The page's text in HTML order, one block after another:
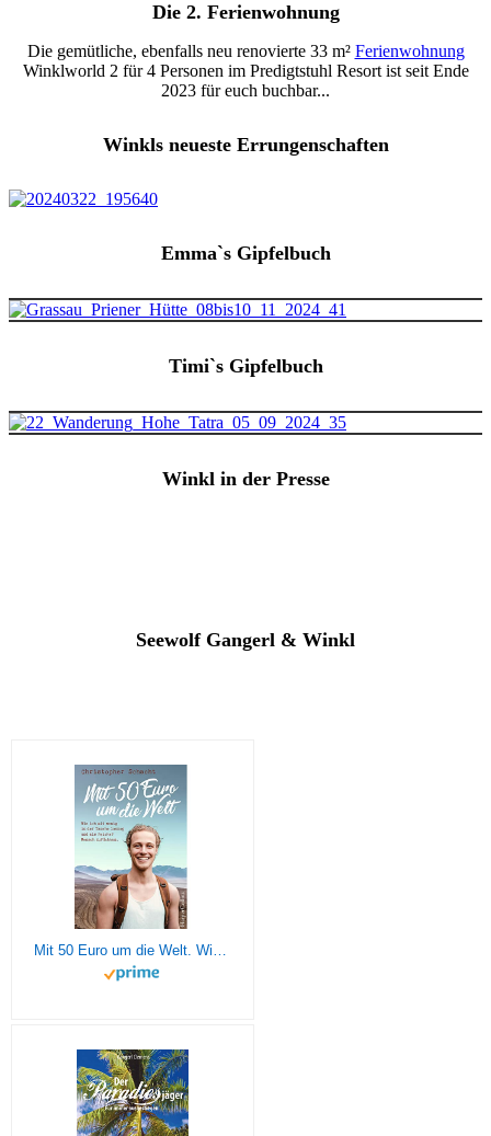
Die 2. Ferienwohnung
Die gemütliche, ebenfalls neu renovierte 33 m² Ferienwohnung
Winklworld 2 für 4 Personen im Predigtstuhl Resort ist seit Ende
2023 für euch buchbar...
Winkls neueste Errungenschaften
Emma`s Gipfelbuch
Timi`s Gipfelbuch
Winkl in der Presse
Seewolf Gangerl & Winkl
Mit 50 Euro um die Welt. Wie ich mit wenig in der Tasche loszog und als reicher Mensch zurückkam